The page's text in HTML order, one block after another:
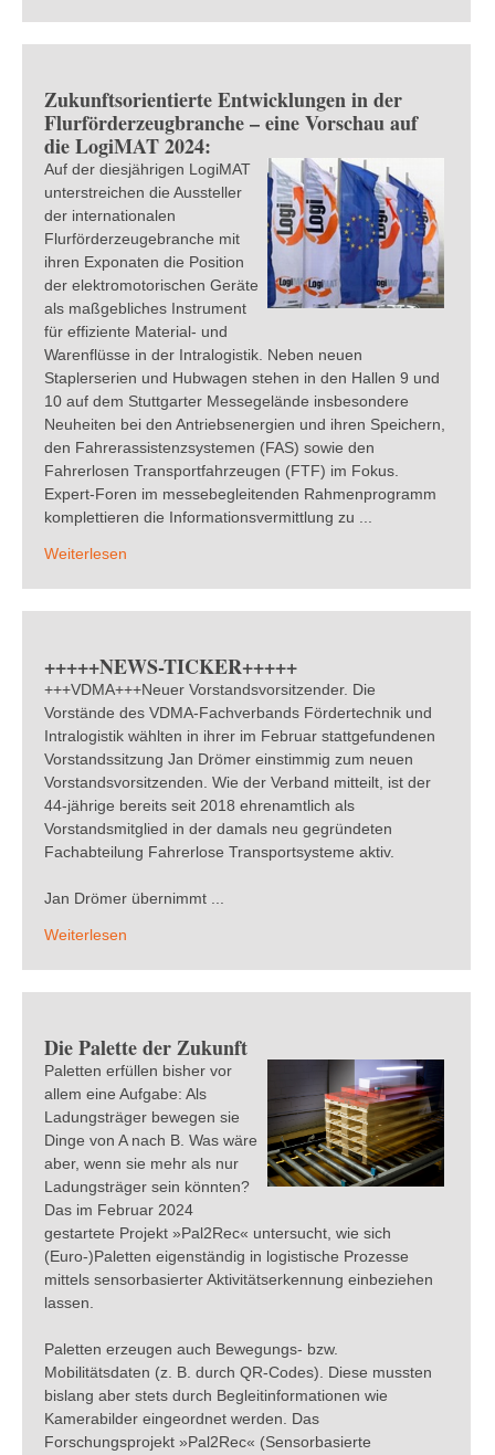
Zukunftsorientierte Entwicklungen in der
Flurförderzeugbranche – eine Vorschau auf
die LogiMAT 2024:
Auf der diesjährigen LogiMAT
unterstreichen die Aussteller
der internationalen
Flurförderzeugebranche mit
ihren Exponaten die Position
der elektromotorischen Geräte
als maßgebliches Instrument
für effiziente Material- und
Warenflüsse in der Intralogistik. Neben neuen
Staplerserien und Hubwagen stehen in den Hallen 9 und
10 auf dem Stuttgarter Messegelände insbesondere
Neuheiten bei den Antriebsenergien und ihren Speichern,
den Fahrerassistenzsystemen (FAS) sowie den
Fahrerlosen Transportfahrzeugen (FTF) im Fokus.
Expert-Foren im messebegleitenden Rahmenprogramm
komplettieren die Informationsvermittlung zu ...
Weiterlesen
+++++NEWS-TICKER+++++
+++VDMA+++Neuer Vorstandsvorsitzender. Die
Vorstände des VDMA-Fachverbands Fördertechnik und
Intralogistik wählten in ihrer im Februar stattgefundenen
Vorstandssitzung Jan Drömer einstimmig zum neuen
Vorstandsvorsitzenden. Wie der Verband mitteilt, ist der
44-jährige bereits seit 2018 ehrenamtlich als
Vorstandsmitglied in der damals neu gegründeten
Fachabteilung Fahrerlose Transportsysteme aktiv.
Jan Drömer übernimmt ...
Weiterlesen
Die Palette der Zukunft
Paletten erfüllen bisher vor
allem eine Aufgabe: Als
Ladungsträger bewegen sie
Dinge von A nach B. Was wäre
aber, wenn sie mehr als nur
Ladungsträger sein könnten?
Das im Februar 2024
gestartete Projekt »Pal2Rec« untersucht, wie sich
(Euro-)Paletten eigenständig in logistische Prozesse
mittels sensorbasierter Aktivitätserkennung einbeziehen
lassen.
Paletten erzeugen auch Bewegungs- bzw.
Mobilitätsdaten (z. B. durch QR-Codes). Diese mussten
bislang aber stets durch Begleitinformationen wie
Kamerabilder eingeordnet werden. Das
Forschungsprojekt »Pal2Rec« (Sensorbasierte